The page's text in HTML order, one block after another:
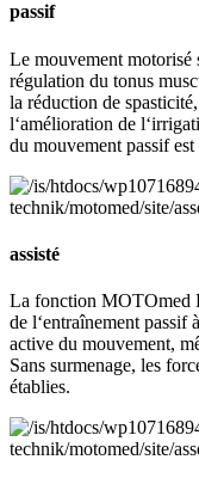
passif
Le mouvement motorisé
régulation du tonus
la réduction de
l‘amélioration de
du mouvement passif
assisté
La fonction MOTOmed
de l‘entraînement passif
active du mouvement,
Sans surmenage, les
établies.